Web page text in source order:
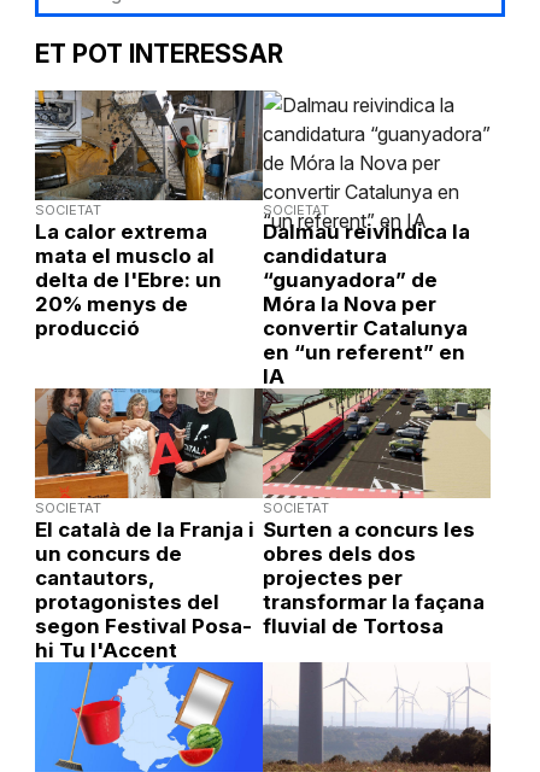
ET POT INTERESSAR
SOCIETAT
La calor extrema
mata el musclo al
delta de l'Ebre: un
20% menys de
producció
SOCIETAT
Dalmau reivindica la
candidatura
“guanyadora” de
Móra la Nova per
convertir Catalunya
en “un referent” en
IA
SOCIETAT
El català de la Franja i
un concurs de
cantautors,
protagonistes del
segon Festival Posa-
hi Tu l'Accent
SOCIETAT
Surten a concurs les
obres dels dos
projectes per
transformar la façana
fluvial de Tortosa